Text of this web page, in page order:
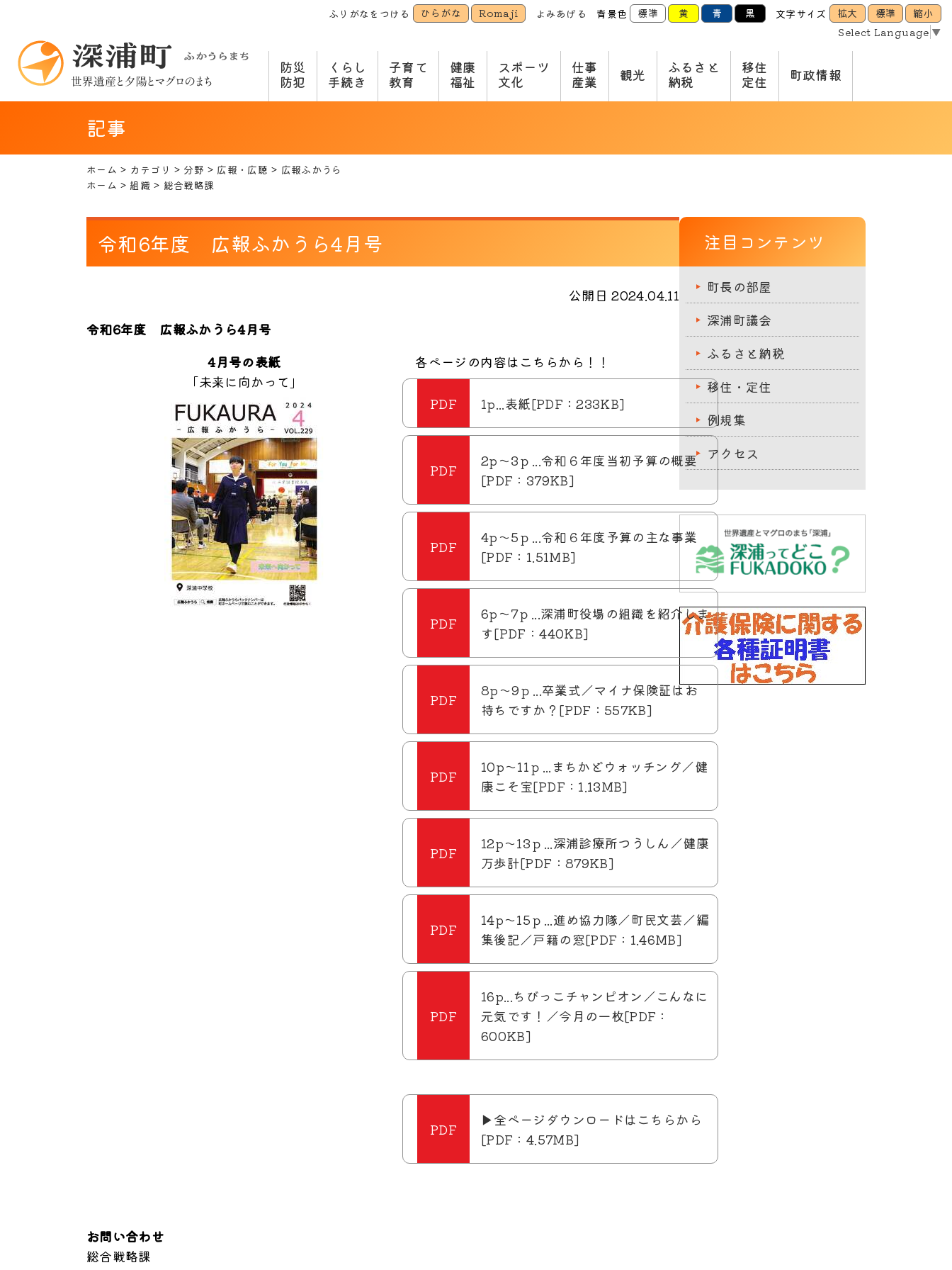
ふりがなをつける ひらがな Romaji よみあげる 背景色 標準 黄 青 黒 文字サイズ 拡大 標準
縮小
Select Language ▼
防災
防犯
くらし
手続き
子育て
教育
健康
福祉
スポーツ
文化
仕事
産業
観光
ふるさと
納税
移住
定住
町政情報
記事
ホーム カテゴリ 分野 広報・広聴
広報ふかうら
ホーム
組織 総合戦略課
令和6年度 広報ふかうら4月号
公開日 2024.04.11
令和6年度 広報ふかうら4月号
4月号の表紙
「未来に向かって」
各ページの内容はこちらから！！
1p...表紙[PDF：233KB]
2p～3ｐ...令和６年度当初予算の概要
[PDF：379KB]
4p～5ｐ...令和６年度予算の主な事業
[PDF：1.51MB]
6p～7ｐ...深浦町役場の組織を紹介しま
す[PDF：440KB]
8p～9ｐ...卒業式／マイナ保険証はお
持ちですか？[PDF：557KB]
10p～11ｐ...まちかどウォッチング／健
康こそ宝[PDF：1.13MB]
12p～13ｐ...深浦診療所つうしん／健康
万歩計[PDF：879KB]
14p～15ｐ...進め協力隊／町民文芸／編
集後記／戸籍の窓[PDF：1.46MB]
16p...ちびっこチャンピオン／こんなに
元気です！／今月の一枚[PDF：
600KB]
▶全ページダウンロードはこちらから
[PDF：4.57MB]
お問い合わせ
総合戦略課
注目コンテンツ
町長の部屋
深浦町議会
ふるさと納税
移住・定住
例規集
アクセス